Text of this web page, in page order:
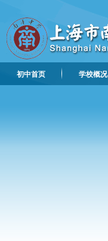
初中首页 学校概况